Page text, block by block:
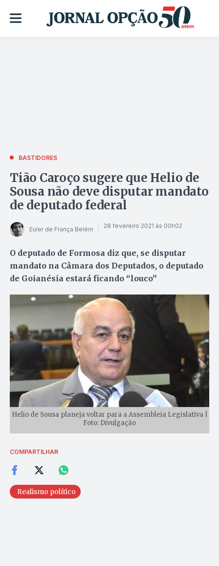
BASTIDORES
Tião Caroço sugere que Helio de
Sousa não deve disputar mandato
de deputado federal
Euler de França Belém 28 fevereiro 2021 às 00h02
O deputado de Formosa diz que, se disputar
mandato na Câmara dos Deputados, o deputado
de Goianésia estará ficando “louco”
Helio de Sousa planeja voltar para a Assembleia Legislativa |
Foto: Divulgação
COMPARTILHAR
Realismo político